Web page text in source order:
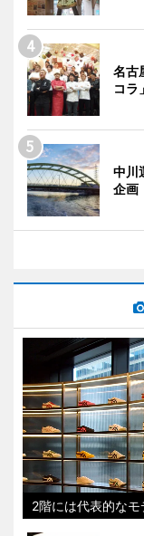
名古
コ
中川
企画
2階には代表的な